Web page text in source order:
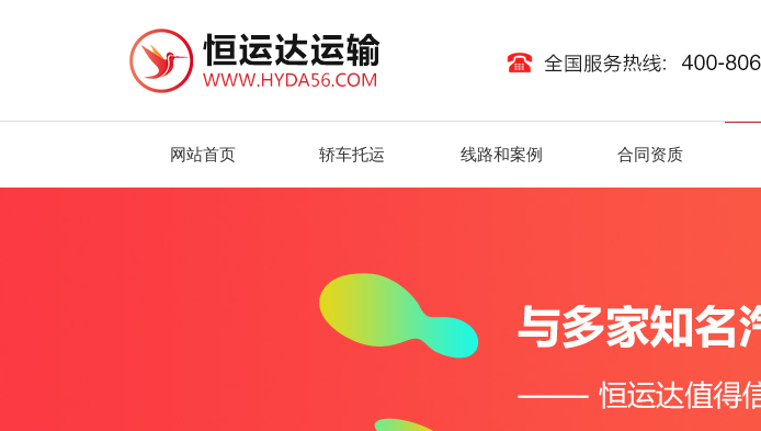
网站首页 轿车托运 线路和案例 合同资质